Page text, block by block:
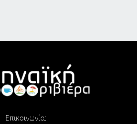
Επικοινωνία: